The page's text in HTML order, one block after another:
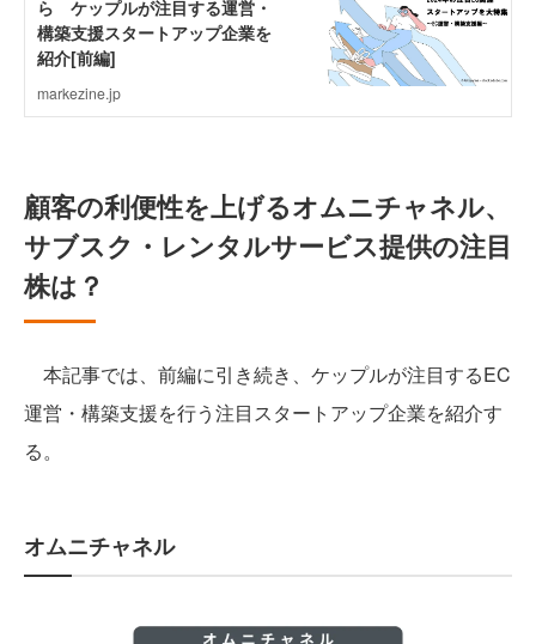
顧客の利便性を上げるオムニチャネル、
サブスク・レンタルサービス提供の注目
株は？
本記事では、前編に引き続き、ケップルが注目するEC
運営・構築支援を行う注目スタートアップ企業を紹介す
る。
オムニチャネル